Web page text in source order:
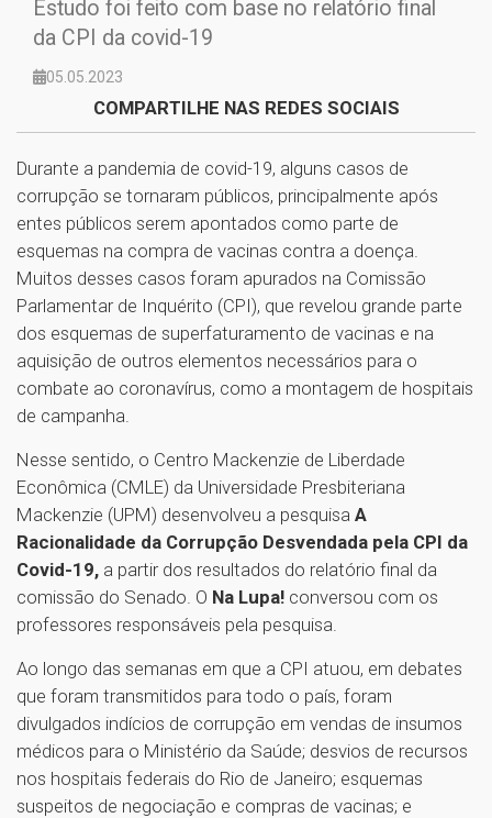
Estudo foi feito com base no relatório final
da CPI da covid-19
05.05.2023
COMPARTILHE NAS REDES SOCIAIS
Durante a pandemia de covid-19, alguns casos de
corrupção se tornaram públicos, principalmente após
entes públicos serem apontados como parte de
esquemas na compra de vacinas contra a doença.
Muitos desses casos foram apurados na Comissão
Parlamentar de Inquérito (CPI), que revelou grande parte
dos esquemas de superfaturamento de vacinas e na
aquisição de outros elementos necessários para o
combate ao coronavírus, como a montagem de hospitais
de campanha.
Nesse sentido, o Centro Mackenzie de Liberdade
Econômica (CMLE) da Universidade Presbiteriana
Mackenzie (UPM) desenvolveu a pesquisa A
Racionalidade da Corrupção Desvendada pela CPI da
Covid-19, a partir dos resultados do relatório final da
comissão do Senado. O Na Lupa! conversou com os
professores responsáveis pela pesquisa.
Ao longo das semanas em que a CPI atuou, em debates
que foram transmitidos para todo o país, foram
divulgados indícios de corrupção em vendas de insumos
médicos para o Ministério da Saúde; desvios de recursos
nos hospitais federais do Rio de Janeiro; esquemas
suspeitos de negociação e compras de vacinas; e